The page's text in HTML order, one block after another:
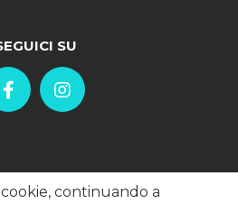
SU
continuando a